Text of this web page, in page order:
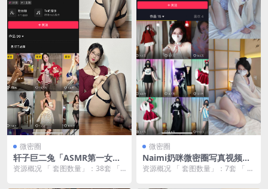
微密圈
轩子巨二兔「ASMR第一女
神」微密圈付费作品合集下载
资源概况 「 套图数量」：38套 「
」...
微密圈
Naimi奶咪微密圈写真视频合
集下载｜甜嗓萝莉反差顶流
资源概况 「 套图数量」：7套 「 资
」：...